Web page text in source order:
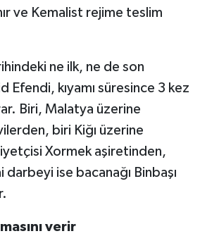
ve Kemalist rejime teslim
ne ilk, ne de son
Efendi, kıyamı süresince 3 kez
Biri, Malatya üzerine
biri Kiğı üzerine
Xormek aşiretinden,
darbeyi ise bacanağı Binbaşı
verir